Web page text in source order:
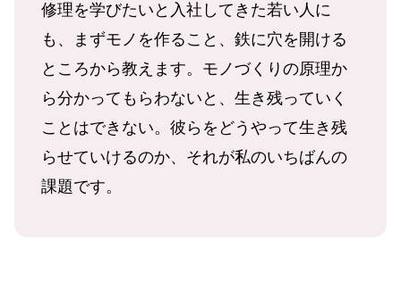
修理を学びたいと入社してきた若い人に
も、まずモノを作ること、鉄に穴を開ける
ところから教えます。モノづくりの原理か
ら分かってもらわないと、生き残っていく
ことはできない。彼らをどうやって生き残
らせていけるのか、それが私のいちばんの
課題です。